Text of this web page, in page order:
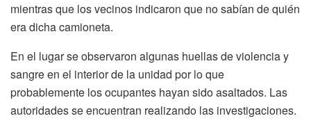
mientras que los vecinos indicaron que no sabían de quién
era dicha camioneta.
En el lugar se observaron algunas huellas de violencia y
sangre en el interior de la unidad por lo que
probablemente los ocupantes hayan sido asaltados. Las
autoridades se encuentran realizando las investigaciones.